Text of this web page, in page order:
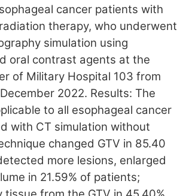
cancer patients with
therapy, who underwent
simulation using
oral contrast agents at the
of Military Hospital 103 from
2022. Results: The
to all esophageal cancer
with CT simulation without
changed GTV in 85.40
more lesions, enlarged
in 21.59% of patients;